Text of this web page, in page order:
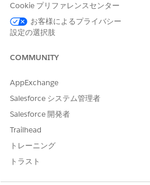
このアクションで 1 つ以上の
プロンプトテンプレートが実
行されますか?
ご意見をお待ちして
Cookie プリファレンスセンター
お客様によるプライバシー
設定の選択肢
COMMUNITY
AppExchange
Salesforce システム管理者
Salesforce 開発者
Trailhead
トレーニング
トラスト